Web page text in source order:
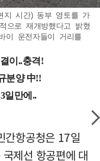
지 시간) 동부 영토를 가
으로 재개방했다고 밝혔
이 운전자들이 거리를
간항공청은 17일
제선 항공편에 대